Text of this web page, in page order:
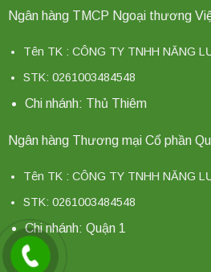
Ngân hàng TMCP Ngoại thương
Tên TK : CÔNG TY TNHH NĂNG
STK: 0261003484548
Chi nhánh: Thủ Thiêm
Ngân hàng Thương mại Cổ phần
Tên TK : CÔNG TY TNHH NĂNG
STK: 0261003484548
Chi nhánh: Quận 1